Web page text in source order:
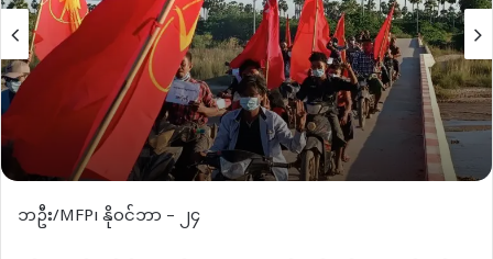
ဘဦး/MFP၊ နိုဝင်ဘာ – ၂၄